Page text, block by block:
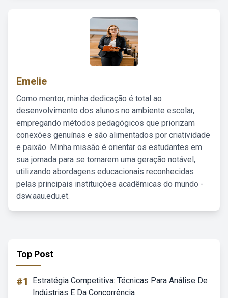
Emelie
Como mentor, minha dedicação é total ao
desenvolvimento dos alunos no ambiente escolar,
empregando métodos pedagógicos que priorizam
conexões genuínas e são alimentados por criatividade
e paixão. Minha missão é orientar os estudantes em
sua jornada para se tornarem uma geração notável,
utilizando abordagens educacionais reconhecidas
pelas principais instituições acadêmicas do mundo -
dsw.aau.edu.et.
Top Post
#1
Estratégia Competitiva: Técnicas Para Análise De
Indústrias E Da Concorrência